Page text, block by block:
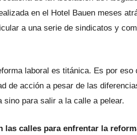
en el Hotel Bauen meses
a una serie de sindicatos y
laboral es titánica. Es por eso
de acción a pesar de las
sino para salir a la calle a pelear.
las calles para enfrentar la